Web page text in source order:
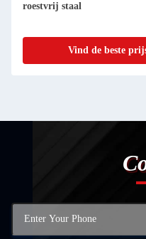
staal
Vind de beste prijs